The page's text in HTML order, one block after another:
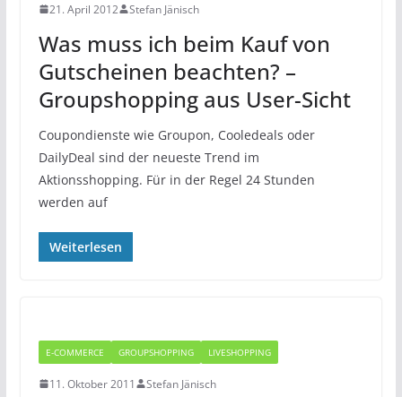
21. April 2012 Stefan Jänisch
Was muss ich beim Kauf von
Gutscheinen beachten? –
Groupshopping aus User-Sicht
Coupondienste wie Groupon, Cooledeals oder
DailyDeal sind der neueste Trend im
Aktionsshopping. Für in der Regel 24 Stunden
werden auf
Weiterlesen
E-COMMERCE GROUPSHOPPING LIVESHOPPING
11. Oktober 2011 Stefan Jänisch